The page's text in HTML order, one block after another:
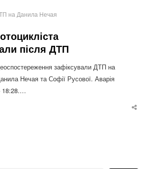
на Данила Нечая
після ДТП
зафіксували ДТП на
Нечая та Софії Русової. Аварія
18:28.…